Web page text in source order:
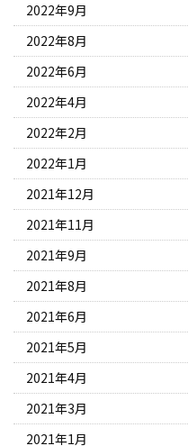
2022年9月
2022年8月
2022年6月
2022年4月
2022年2月
2022年1月
2021年12月
2021年11月
2021年9月
2021年8月
2021年6月
2021年5月
2021年4月
2021年3月
2021年1月